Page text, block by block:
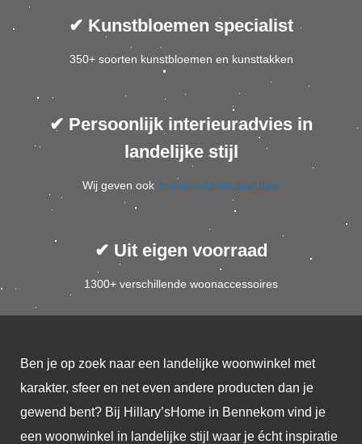
✔ Kunstbloemen specialist
350+ soorten kunstbloemen en kunsttakken
✔ Persoonlijk interieuradvies in
landelijke stijl
Wij geven ook interieuradvies aan huis
✔ Uit eigen voorraad
1300+ verschillende woonaccessoires
Ben je op zoek naar een landelijke woonwinkel met
karakter, sfeer en net even andere producten dan je
gewend bent? Bij Hillary’sHome in Bennekom vind je
een woonwinkel in landelijke stijl waar je écht inspiratie
Hierdoor
van